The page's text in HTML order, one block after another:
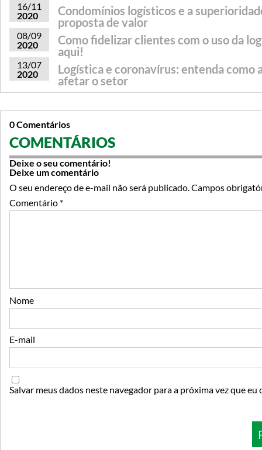
16/11
2020
Condomínios logísticos e a
proposta de valor
08/09
2020
Como fidelizar clientes com o uso da
aqui!
13/07
2020
Logística e coronavírus: entenda como
afetar o setor
0 Comentários
COMENTÁRIOS
Deixe o seu comentário!
Deixe um comentário
O seu endereço de e-mail não será publicado.Campos
Comentário *
Nome
E-mail
Salvar meus dados neste navegador para a próxima vez que eu